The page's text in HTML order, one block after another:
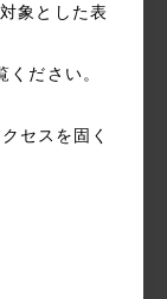
象とした表
ださい。
セスを固く